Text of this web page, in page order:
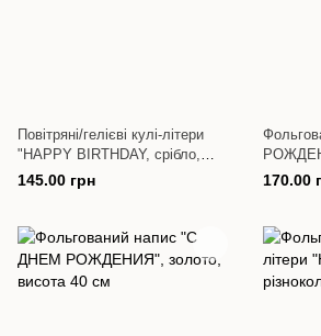
Повітряні/гелієві кулі-літери
"HAPPY BIRTHDAY, срібло,
висота ~40 см
145.00 грн
40 см
170.00